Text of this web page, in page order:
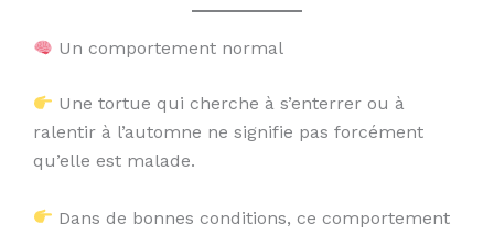
Un comportement normal
Une tortue qui cherche à s’enterrer ou à
ralentir à l’automne ne signifie pas forcément
qu’elle est malade.
Dans de bonnes conditions, ce comportement